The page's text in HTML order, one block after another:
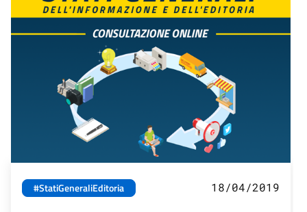
#StatiGeneraliEditoria 18/04/2019